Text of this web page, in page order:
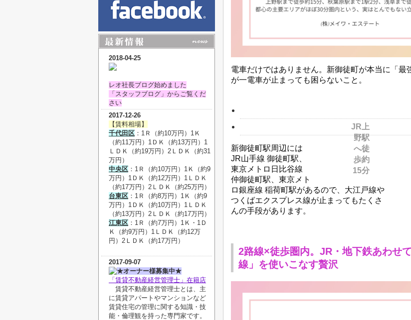
電車だけではありません。新御徒町が本当に「最
が一電車が止まっても困らないこと。
JR上
野駅
へ徒
歩約
15分
新御徒町駅周辺には
JR山手線 御徒町駅、
東京メトロ日比谷線
仲御徒町駅、 東京メト
ロ銀座線 稲荷町駅があるので、大江戸線や
つくばエクスプレス線が止まってもたくさ
んの手段があります。
2路線×徒歩圏内。JR・地下鉄あわせ
線」を使いこなす贅沢
2018-04-25
レオ社長ブログ始めました
「スタッフブログ」からご覧くだ
さい
2017-12-26
【賃料相場】
千代田区 ：1Ｒ（約10万円）1Ｋ
（約11万円）1ＤＫ（約13万円）1
ＬＤＫ（約19万円）2ＬＤＫ（約31
万円）
中央区 ：1Ｒ（約10万円）1Ｋ（約9
万円）1ＤＫ（約12万円）1ＬＤＫ
（約17万円）2ＬＤＫ（約25万円）
台東区 ：1Ｒ（約8万円）1Ｋ（約9
万円）1ＤＫ（約10万円）1ＬＤＫ
（約13万円）2ＬＤＫ（約17万円）
江東区 ：1Ｒ（約7万円）1Ｋ・ 1Ｄ
Ｋ
（約9万円）1ＬＤＫ（約12万
円）2ＬＤＫ（約17万円）
2017-09-07
★オーナー様募集中★
「賃貸不動産経営管理士」在籍店
賃貸不動産経営管理士とは、主
に賃貸アパートやマンションなど
賃貸住宅の管理に関する知識・技
能・倫理観を持った専門家です。